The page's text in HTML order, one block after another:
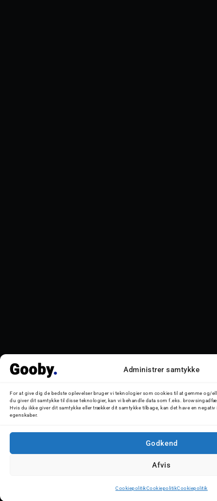
Administrer samtykke
For at give dig de bedste oplevelser bruger vi teknologier som cookies til at gemme og/
du giver dit samtykke til disse teknologier, kan vi behandle data som f.eks.
Hvis du ikke giver dit samtykke eller trækker dit samtykke tilbage, kan det have en
egenskaber.
Godkend
Afvis
CookiepolitikCookiepolitikCookiepolitik